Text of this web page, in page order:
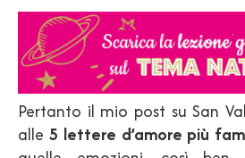
Pertanto il mio post su San
alle 5 lettere d’amore più